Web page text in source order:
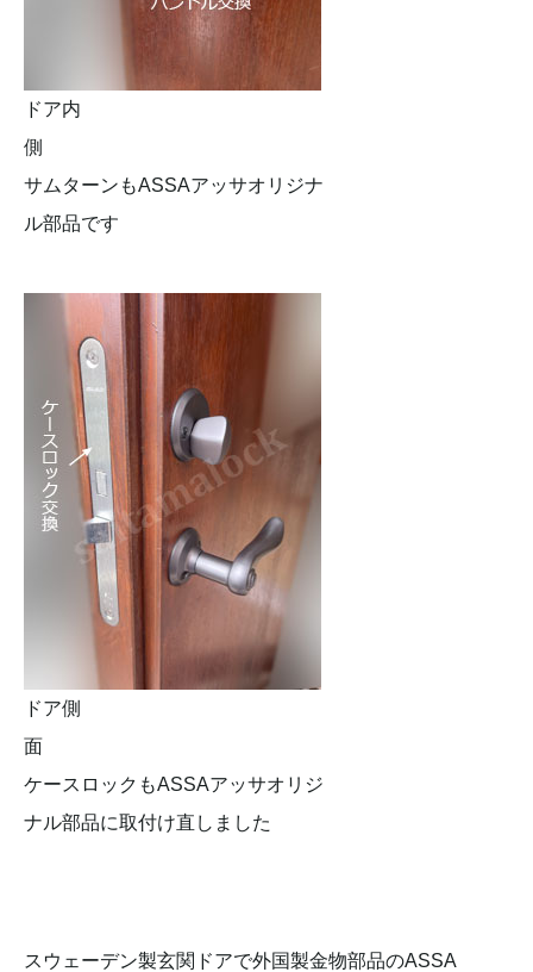
ドア内
側
サムターンもASSAアッサオリジナ
ル部品です
ドア側
面
ケースロックもASSAアッサオリジ
ナル部品に取付け直しました
スウェーデン製玄関ドアで外国製金物部品のASSA